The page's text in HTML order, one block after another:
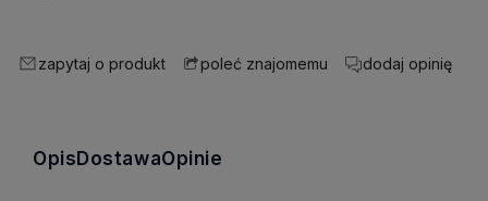
zapytaj o produkt poleć znajomemu dodaj opinię
OpisDostawaOpinie